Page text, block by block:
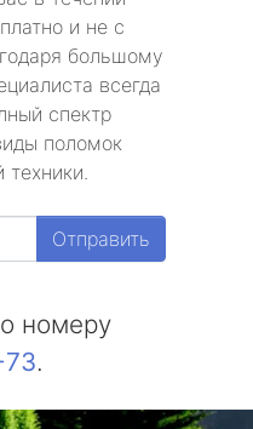
и не с
большому
всегда
спектр
поломок
техники.
Отправить
номеру
.